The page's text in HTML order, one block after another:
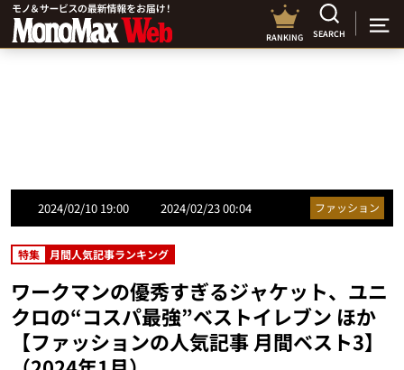
RANKING SEARCH
2024/02/10 19:00 2024/02/23 00:04 ファッション
特集 月間人気記事ランキング
ワークマンの優秀すぎるジャケット、ユニ
クロの“コスパ最強”ベストイレブン ほか
【ファッションの人気記事 月間ベスト3】